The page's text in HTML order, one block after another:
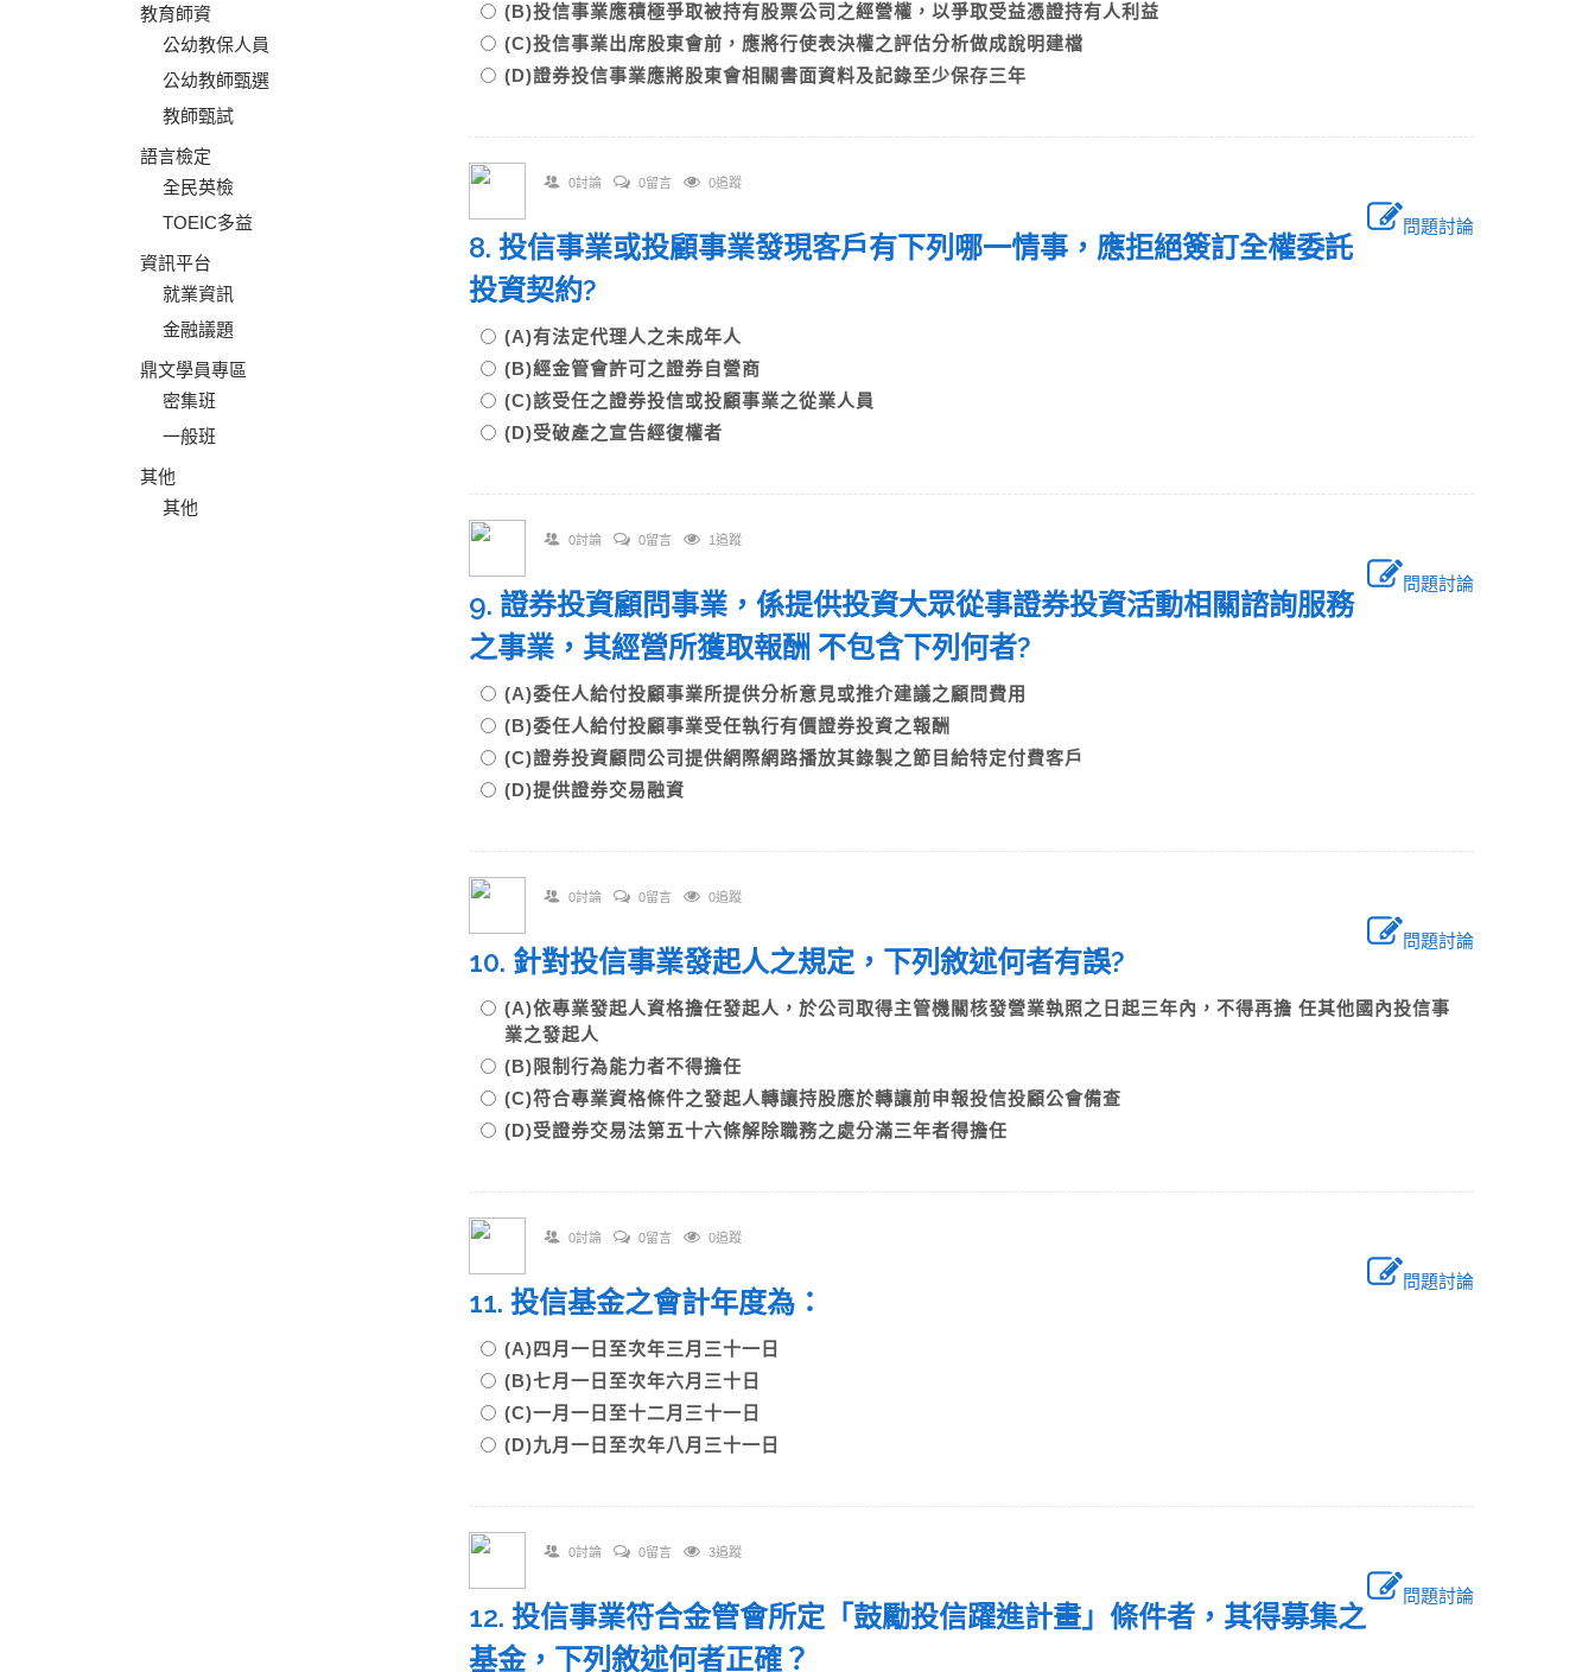
教育師資
公幼教保人員
公幼教師甄選
教師甄試
語言檢定
全民英檢
TOEIC多益
資訊平台
就業資訊
金融議題
鼎文學員專區
密集班
一般班
其他
其他
(B)投信事業應積極爭取被持有股票公司之經營權，以爭取受益憑證持有人利益
(C)投信事業出席股東會前，應將行使表決權之評估分析做成說明建檔
(D)證券投信事業應將股東會相關書面資料及記錄至少保存三年
0討論 0留言 0追蹤
問題討論
8. 投信事業或投顧事業發現客戶有下列哪一情事，應拒絕簽訂全權委託
投資契約?
(A)有法定代理人之未成年人
(B)經金管會許可之證券自營商
(C)該受任之證券投信或投顧事業之從業人員
(D)受破產之宣告經復權者
0討論 0留言 1追蹤
問題討論
9. 證券投資顧問事業，係提供投資大眾從事證券投資活動相關諮詢服務
之事業，其經營所獲取報酬 不包含下列何者?
(A)委任人給付投顧事業所提供分析意見或推介建議之顧問費用
(B)委任人給付投顧事業受任執行有價證券投資之報酬
(C)證券投資顧問公司提供網際網路播放其錄製之節目給特定付費客戶
(D)提供證券交易融資
0討論 0留言 0追蹤
問題討論
10. 針對投信事業發起人之規定，下列敘述何者有誤?
(A)依專業發起人資格擔任發起人，於公司取得主管機關核發營業執照之日起三年內，不得再擔 任其他國內投信事
業之發起人
(B)限制行為能力者不得擔任
(C)符合專業資格條件之發起人轉讓持股應於轉讓前申報投信投顧公會備查
(D)受證券交易法第五十六條解除職務之處分滿三年者得擔任
0討論 0留言 0追蹤
問題討論
11. 投信基金之會計年度為：
(A)四月一日至次年三月三十一日
(B)七月一日至次年六月三十日
(C)一月一日至十二月三十一日
(D)九月一日至次年八月三十一日
0討論 0留言 3追蹤
問題討論
12. 投信事業符合金管會所定「鼓勵投信躍進計畫」條件者，其得募集之
基金，下列敘述何者正確？